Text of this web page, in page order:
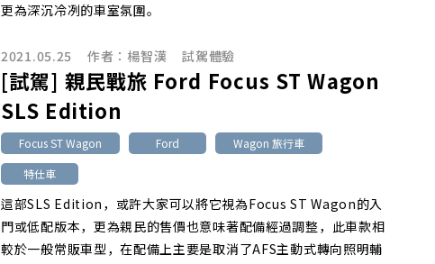
更為深沉冷冽的車室氛圍。
2021.05.25 作者：楊智漢 試駕體驗
[試駕] 親民戰旅 Ford Focus ST Wagon
SLS Edition
Focus ST Wagon Ford
Wagon 旅行車
特仕車
這部SLS Edition，或許大家可以將它視為Focus ST Wagon的入
門或低配版本，更為親民的售價也意味著配備經過調整，此車款相
較於一般常販車型，在配備上主要是取消了AFS主動式轉向照明輔